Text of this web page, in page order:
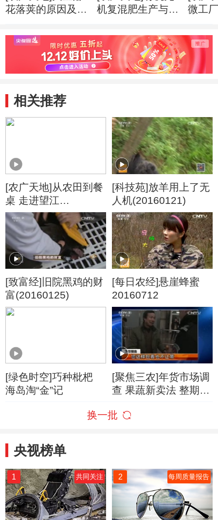
花落荚的原因及预
机复混肥生产与使
微工
相关推荐
[农广天地]从农田到餐
桌 走进望江
(20160114)
[科技苑]放羊用上了无
人机(20160121)
[致富经]旧院黑鸡的财
富(20160125)
[每日农经]悬崖蜂蜜
20160712
[绿色时空]巧种枇杷
海岛淘“金”记
[聚焦三农]年货市场调
查 果蔬新卖法 整期视
换一批
央视榜单
1 共同关注 2 每周质量报告